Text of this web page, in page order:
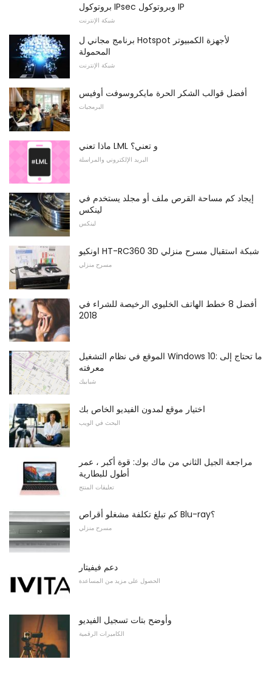
بروتوكول IPsec وبروتوكول IP
شبكة الإنترنت
برنامج مجاني ل Hotspot لأجهزة الكمبيوتر
المحمولة
شبكة الإنترنت
أفضل قوالب الشكر الحرة مايكروسوفت أوفيس
البرمجيات
ماذا تعني LML و تعني؟
البريد الإلكتروني والمراسلة
إيجاد كم مساحة القرص ملف أو مجلد يستخدم في
لينكس
لينكس
اونكيو HT-RC360 3D شبكة استقبال مسرح منزلي
مسرح منزلي
أفضل 8 خطط الهاتف الخليوي الرخيصة للشراء في
2018
الموقع في نظام التشغيل Windows 10: ما تحتاج إلى
معرفته
شبابيك
اختيار موقع لمدون الفيديو الخاص بك
البحث في الويب
مراجعة الجيل الثاني من ماك بوك: قوة أكبر ، عمر
أطول للبطارية
تعليقات المنتج
كم تبلغ تكلفة مشغلو أقراص Blu-ray؟
مسرح منزلي
دعم فيفيتار
الحصول على مزيد من المساعدة
وأوضح بتات تسجيل الفيديو
الكاميرات الرقمية